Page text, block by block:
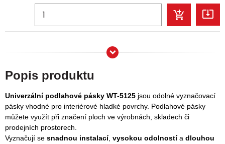
Popis produktu
Univerzální podlahové pásky WT-5125 jsou odolné vyznačovací
pásky vhodné pro interiérové hladké povrchy. Podlahové pásky
můžete využít při značení ploch ve výrobnách, skladech či
prodejních prostorech.
Vyznačují se snadnou instalací, vysokou odolnostía dlouhou